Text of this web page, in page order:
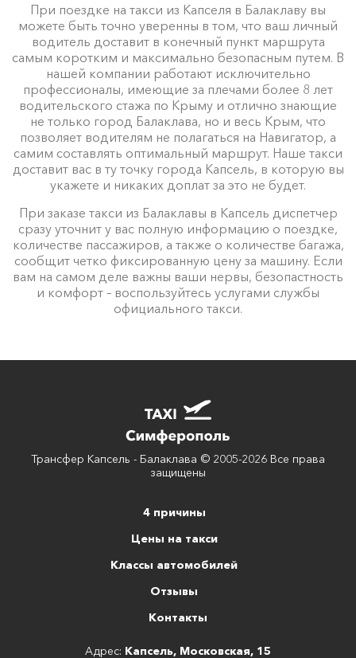
При поездке на такси из Капселя в Балаклаву вы
можете быть точно уверенны в том, что ваш личный
водитель доставит в конечный пункт маршрута
самым коротким и максимально безопасным путем. В
нашей компании работают исключительно
профессионалы, имеющие за плечами более 8 лет
водительского стажа по Крыму и отлично знающие
не только город Балаклава, но и весь Крым, что
позволяет водителям не полагаться на Навигатор, а
самим составлять оптимальный маршрут. Наше такси
доставит вас в ту точку города Капсель, в которую вы
укажете и никаких доплат за это не будет.
При заказе такси из Балаклавы в Капсель диспетчер
сразу уточнит у вас полную информацию о поездке,
количестве пассажиров, а также о количестве багажа,
сообщит четко фиксированную цену за машину. Если
вам на самом деле важны ваши нервы, безопастность
и комфорт – воспользуйтесь услугами службы
официального такси.
Трансфер Капсель - Балаклава © 2005-2026 Все права
защищены
4 причины
Цены на такси
Классы автомобилей
Отзывы
Контакты
Адрес: Капсель, Московская, 15